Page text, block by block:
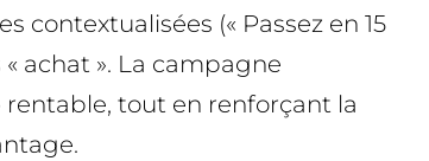
contextualisées (« Passez en 15
achat ». La campagne
tout en renforçant la